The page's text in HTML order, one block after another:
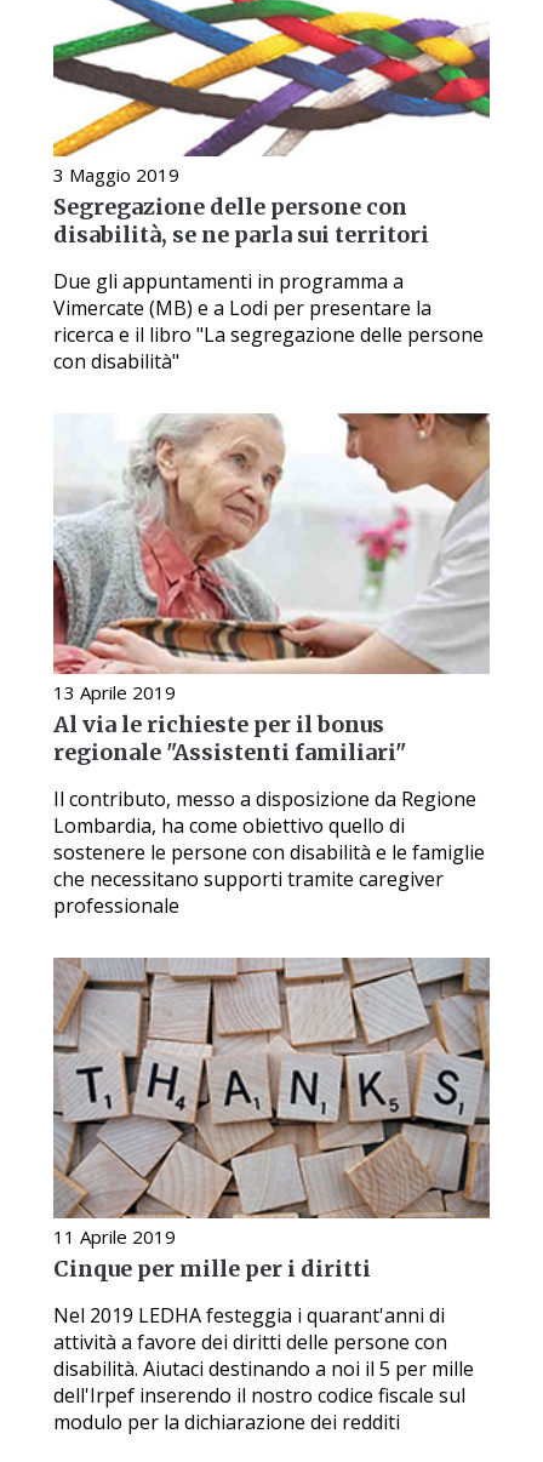
3 Maggio 2019
Segregazione delle persone con
disabilità, se ne parla sui territori
Due gli appuntamenti in programma a
Vimercate (MB) e a Lodi per presentare la
ricerca e il libro "La segregazione delle persone
con disabilità"
13 Aprile 2019
Al via le richieste per il bonus
regionale "Assistenti familiari"
Il contributo, messo a disposizione da Regione
Lombardia, ha come obiettivo quello di
sostenere le persone con disabilità e le famiglie
che necessitano supporti tramite caregiver
professionale
11 Aprile 2019
Cinque per mille per i diritti
Nel 2019 LEDHA festeggia i quarant'anni di
attività a favore dei diritti delle persone con
disabilità. Aiutaci destinando a noi il 5 per mille
dell'Irpef inserendo il nostro codice fiscale sul
modulo per la dichiarazione dei redditi